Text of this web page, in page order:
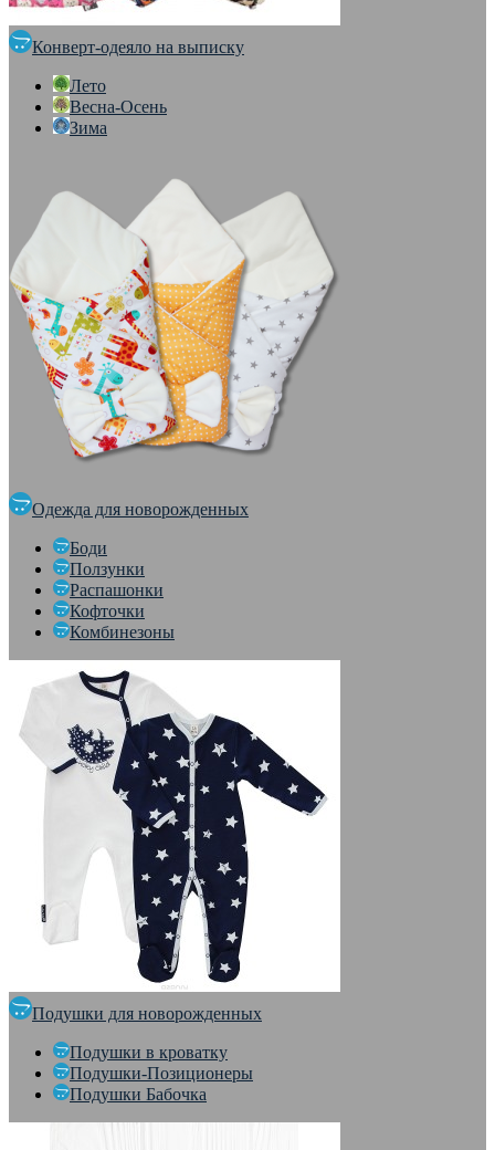
Конверт-одеяло на выписку
Лето
Весна-Осень
Зима
Одежда для новорожденных
Боди
Ползунки
Распашонки
Кофточки
Комбинезоны
Подушки для новорожденных
Подушки в кроватку
Подушки-Позиционеры
Подушки Бабочка